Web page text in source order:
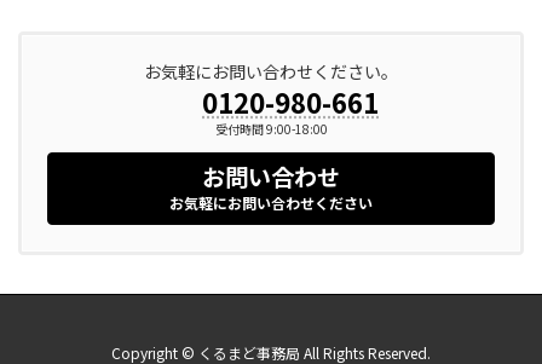
お気軽にお問い合わせください。
0120-980-661
受付時間 9:00-18:00
お問い合わせ
お気軽にお問い合わせください
Copyright © くるまど事務局 All Rights Reserved.